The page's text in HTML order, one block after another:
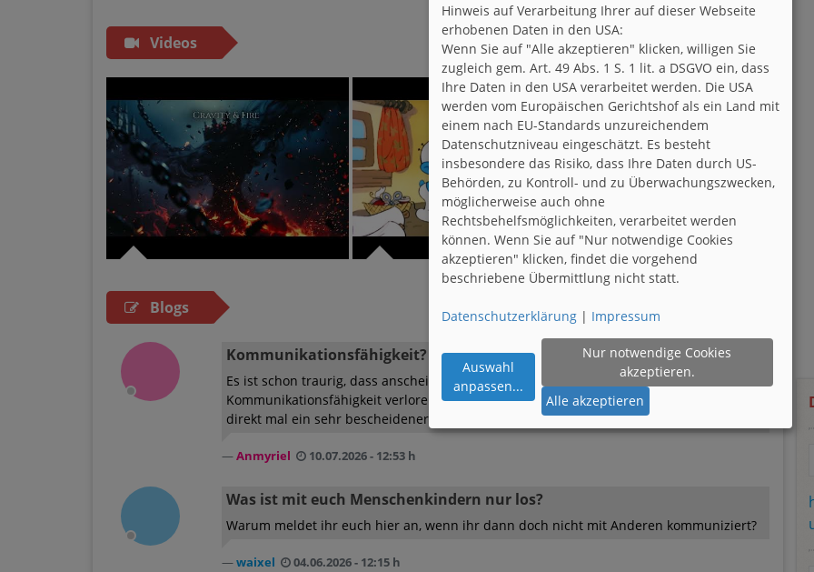
Videos
Blogs
Kommunikationsfähigkeit?
Es ist schon traurig, dass anscheinend die meisten Menschen einfach ihre
Kommunikationsfähigkeit verloren haben. Der erste Eindruck dieser Plattform war
direkt mal ein sehr bescheidener. Kaum war mein Profi...
Anmyriel 10.07.2026 - 12:53 h
Was ist mit euch Menschenkindern nur los?
Warum meldet ihr euch hier an, wenn ihr dann doch nicht mit Anderen kommuniziert?
waixel 04.06.2026 - 12:15 h
Hinweis auf Verarbeitung Ihrer auf dieser Webseite
erhobenen Daten in den USA:
Wenn Sie auf "Alle akzeptieren" klicken, willigen Sie
zugleich gem. Art. 49 Abs. 1 S. 1 lit. a DSGVO ein, dass
Ihre Daten in den USA verarbeitet werden. Die USA
werden vom Europäischen Gerichtshof als ein Land mit
einem nach EU-Standards unzureichendem
Datenschutzniveau eingeschätzt. Es besteht
insbesondere das Risiko, dass Ihre Daten durch US-
Behörden, zu Kontroll- und zu Überwachungszwecken,
möglicherweise auch ohne
Rechtsbehelfsmöglichkeiten, verarbeitet werden
können. Wenn Sie auf "Nur notwendige Cookies
akzeptieren" klicken, findet die vorgehend
beschriebene Übermittlung nicht statt.
Datenschutzerklärung | Impressum
Auswahl
anpassen...
Nur notwendige Cookies
akzeptieren.
Alle akzeptieren